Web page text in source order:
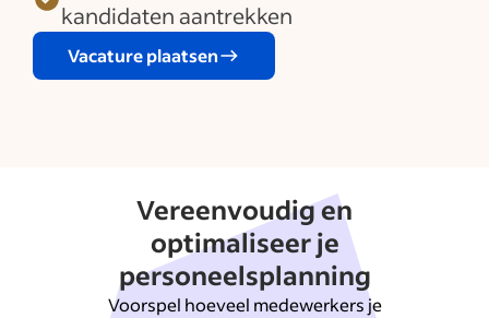
kandidaten aantrekken
Vacature plaatsen
Vereenvoudig en
optimaliseer je
personeelsplanning
Voorspel hoeveel medewerkers je